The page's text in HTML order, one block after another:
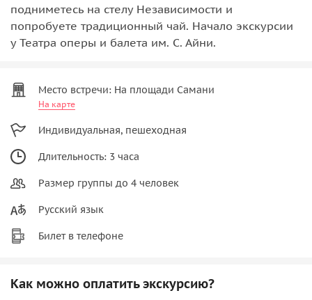
подниметесь на стелу Независимости и
попробуете традиционный чай. Начало экскурсии
у Театра оперы и балета им. С. Айни.
Место встречи: На площади Самани
На карте
Индивидуальная, пешеходная
Длительность: 3 часа
Размер группы до 4 человек
Русский язык
Билет в телефоне
Как можно оплатить экскурсию?